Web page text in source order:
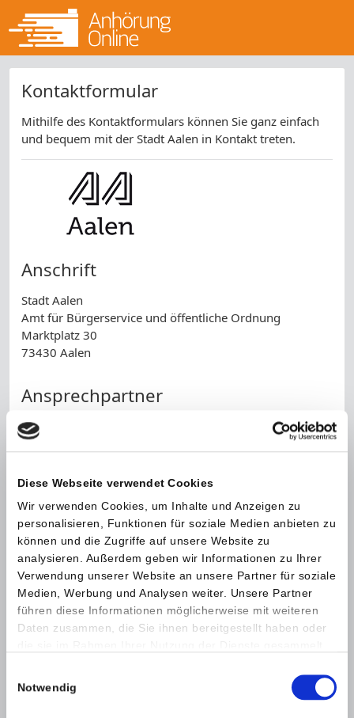
Diese Webseite verwendet Cookies
Wir verwenden Cookies, um Inhalte und Anzeigen zu
personalisieren, Funktionen für soziale Medien anbieten zu
können und die Zugriffe auf unsere Website zu
analysieren. Außerdem geben wir Informationen zu Ihrer
Verwendung unserer Website an unsere Partner für soziale
Medien, Werbung und Analysen weiter. Unsere Partner
führen diese Informationen möglicherweise mit weiteren
Daten zusammen, die Sie ihnen bereitgestellt haben oder
Notwendig
Kontaktformular
Mithilfe des Kontaktformulars können Sie ganz einfach
und bequem mit der Stadt Aalen in Kontakt treten.
Anschrift
Stadt Aalen
Amt für Bürgerservice und öffentliche Ordnung
Marktplatz 30
73430 Aalen
Ansprechpartner
Frau Anita Seibke
Telefon:
Telefonnummer
E-Mail *
Nachricht *